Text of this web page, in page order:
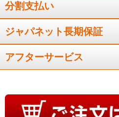
分割支払い
ジャパネット長期保証
アフターサービス